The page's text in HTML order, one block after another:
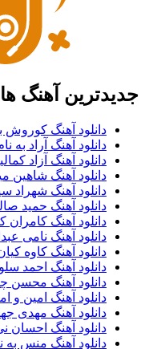
جدیدترین آهنگ ها
دانلود آهنگ کوروش
دانلود آهنگ آراد به
دانلود آهنگ آزاد
دانلود آهنگ شاهین
دانلود آهنگ شهراد
دانلود آهنگ حمید
دانلود آهنگ کامران
دانلود آهنگ نامی
دانلود آهنگ کاوه
دانلود آهنگ احمد
دانلود آهنگ محسن
دانلود آهنگ امین و
دانلود آهنگ مهدی
دانلود آهنگ احسان
دانلود آهنگ منس به